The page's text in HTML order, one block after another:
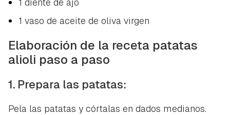
1 vaso de aceite de oliva virgen
Elaboración de la receta patatas
alioli paso a paso
1. Prepara las patatas:
Pela las patatas y córtalas en dados medianos.